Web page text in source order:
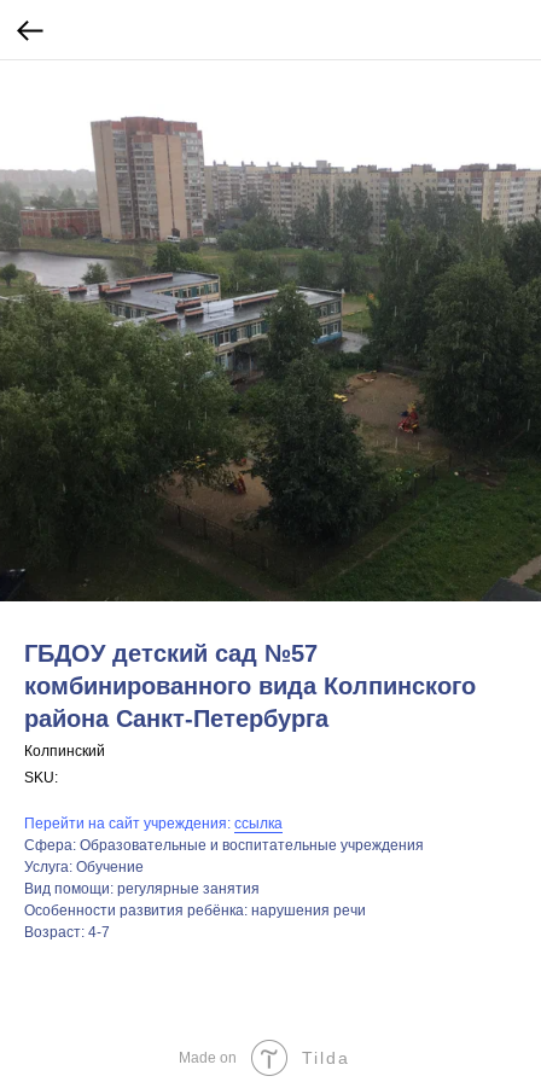
ГБДОУ детский сад №57
комбинированного вида Колпинского
района Санкт-Петербурга
Колпинский
SKU:
Перейти на сайт учреждения: ссылка
Сфера: Образовательные и воспитательные учреждения
Услуга: Обучение
Вид помощи: регулярные занятия
Особенности развития ребёнка: нарушения речи
Возраст: 4-7
Made on Tilda